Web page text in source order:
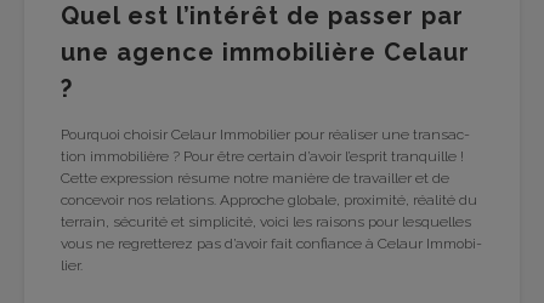
Quel est l’in­té­rêt de pas­ser par
une agence immo­bi­lière Celaur
?
Pour­quoi choi­sir Celaur Immo­bi­lier pour réa­li­ser une tran­sac­
tion immo­bi­lière ? Pour être cer­tain d’avoir l’es­prit tran­quille !
Cette expres­sion résume notre manière de tra­vailler et de
conce­voir nos rela­tions. Approche glo­bale, proxi­mité, réa­lité du
ter­rain, sécu­rité et sim­pli­cité, voici les rai­sons pour les­quelles
vous ne regret­te­rez pas d’avoir fait confiance à Celaur Immo­bi­
lier.